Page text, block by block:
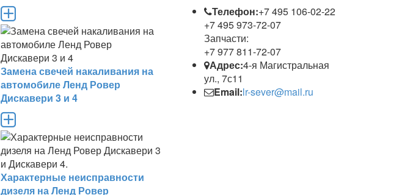
Замена свечей накаливания на
автомобиле Ленд Ровер
Дискавери 3 и 4
Характерные неисправности
дизеля на Ленд Ровер
Телефон:+7 495 106-02-22
+7 495 973-72-07
Запчасти:
+7 977 811-72-07
Адрес:4-я Магистральная
ул., 7с11
Email:lr-sever@mail.ru